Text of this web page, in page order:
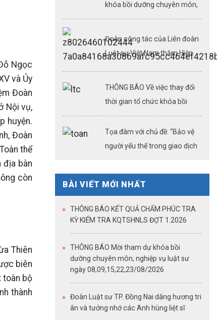
Ngọc
và Ủy
Đoàn
Nội vụ,
huyện.
Đoàn
thể
địa bàn
còn
Thiên
biên
toàn bộ
thành
khóa bồi dưỡng chuyên môn,
nghiệp vụ luật sư ngày
Đoàn công tác của Liên đoàn
Luật sư Việt Nam thăm Hiệp
số công ty luật tại Thượng Hải
THÔNG BÁO Về việc thay đổi
thời gian tổ chức khóa bồi
dưỡng chuyên môn, nghiệp vụ
luật sư ngày 26/07/2026
Tọa đàm với chủ đề: “Bảo vệ
người yếu thế trong giao dịch
điện tử – cải cách thủ tục
hành chính – khẳng định vai
trò của công chứng trong kỷ
nguyên dữ liệu số”
BÀI VIẾT MỚI NHẤT
THÔNG BÁO KẾT QUẢ CHẤM PHÚC TRA
KỲ KIỂM TRA KQTSHNLS ĐỢT 1.2026
THÔNG BÁO Mời tham dự khóa bồi
dưỡng chuyên môn, nghiệp vụ luật sư
ngày 08,09,15,22,23/08/2026
Đoàn Luật sư TP. Đồng Nai dâng hương tri
ân và tưởng nhớ các Anh hùng liệt sĩ